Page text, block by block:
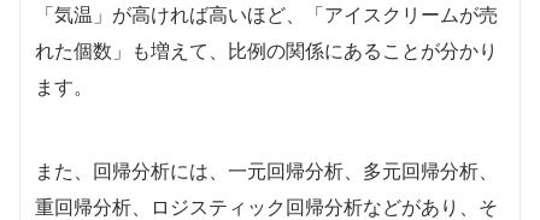
「気温」が高ければ高いほど、「アイスクリームが売
れた個数」も増えて、比例の関係にあることが分かり
ます。
また、回帰分析には、一元回帰分析、多元回帰分析、
重回帰分析、ロジスティック回帰分析などがあり、そ